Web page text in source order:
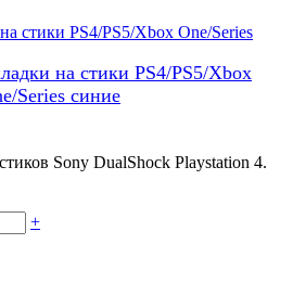
Sony DualShock Playstation 4.
+